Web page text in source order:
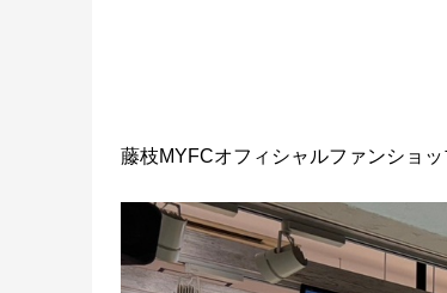
藤枝MYFCオフィシャルファンショ